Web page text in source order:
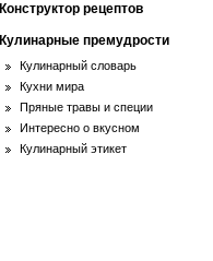
Конструктор рецептов
Кулинарные премудрости
Кулинарный словарь
Кухни мира
Пряные травы и специи
Интересно о вкусном
Кулинарный этикет